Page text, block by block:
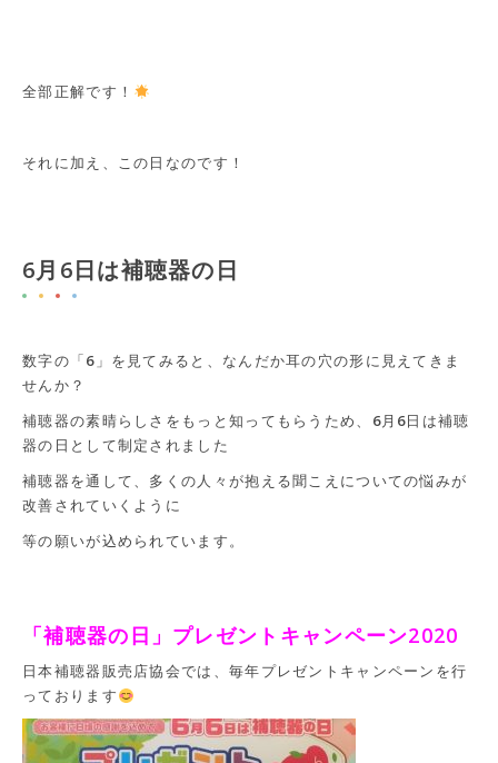
全部正解です！
それに加え、この日なのです！
6月6日は補聴器の日
数字の「6」を見てみると、なんだか耳の穴の形に見えてきま
せんか？
補聴器の素晴らしさをもっと知ってもらうため、6月6日は補聴
器の日として制定されました
補聴器を通して、多くの人々が抱える聞こえについての悩みが
改善されていくように
等の願いが込められています。
「補聴器の日」プレゼントキャンペーン2020
日本補聴器販売店協会では、毎年プレゼントキャンペーンを行
っております